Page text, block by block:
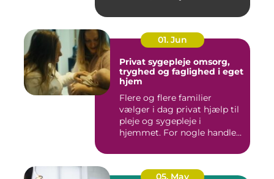
01. Jun
Privat sygepleje omsorg,
tryghed og faglighed i eget
hjem
Flere og flere familier
vælger i dag privat hjælp til
pleje og sygepleje i
hjemmet. For nogle handle...
05. May